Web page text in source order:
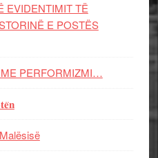
EVIDENTIMIT TË
E POSTËS
PERFORMIZMI…